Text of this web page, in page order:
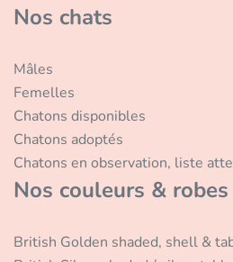
Nos chats
Mâles
Femelles
Chatons disponibles
Chatons adoptés
Chatons en observation, liste
Nos couleurs & robes
British Golden shaded, shell &